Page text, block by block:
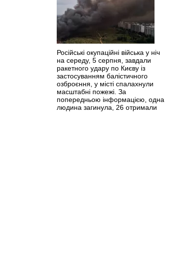
Російські окупаційні війська у ніч
на середу, 5 серпня, завдали
ракетного удару по Києву із
застосуванням балістичного
озброєння, у місті спалахнули
масштабні пожежі. За
попередньою інформацією, одна
людина загинула, 26 отримали